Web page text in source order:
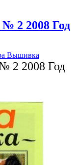
2 2008 Год
Вышивка
2 2008 Год